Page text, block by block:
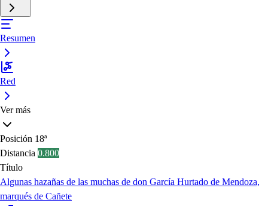
Resumen
Red
Ver más
Posición 18ª
Distancia 0.800
Título
Algunas hazañas de las muchas de don García Hurtado de Mendoza,
marqués de Cañete